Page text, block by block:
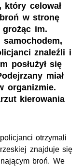
który celował
w stronę
grożąc im.
samochodem,
znaleźli i
posłużył się
miał
organizmie.
kierowania
otrzymali
znajduje się
broń. We